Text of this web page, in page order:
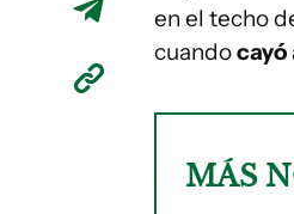
en el techo
cuandocayó
MÁS